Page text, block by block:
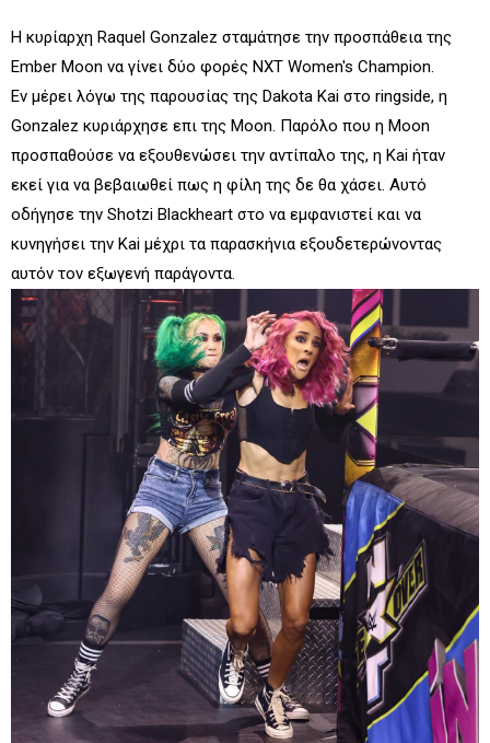
Η κυρίαρχη Raquel Gonzalez σταμάτησε την προσπάθεια της
Ember Moon να γίνει δύο φορές NXT Women's Champion.
Εν μέρει λόγω της παρουσίας της Dakota Kai στο ringside, η
Gonzalez κυριάρχησε επι της Moon. Παρόλο που η Moon
προσπαθούσε να εξουθενώσει την αντίπαλο της, η Kai ήταν
εκεί για να βεβαιωθεί πως η φίλη της δε θα χάσει. Αυτό
οδήγησε την Shotzi Blackheart στο να εμφανιστεί και να
κυνηγήσει την Kai μέχρι τα παρασκήνια εξουδετερώνοντας
αυτόν τον εξωγενή παράγοντα.